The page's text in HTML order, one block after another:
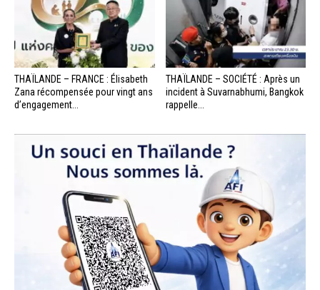
THAÏLANDE – FRANCE : Élisabeth
Zana récompensée pour vingt ans
d’engagement...
THAÏLANDE – SOCIÉTÉ : Après un
incident à Suvarnabhumi, Bangkok
rappelle...